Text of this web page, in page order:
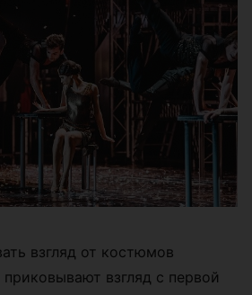
взгляд от костюмов
взгляд с первой